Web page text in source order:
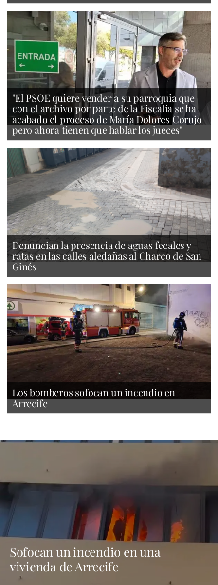
"El PSOE quiere vender a su parroquia que
con el archivo por parte de la Fiscalía se ha
acabado el proceso de María Dolores Corujo
pero ahora tienen que hablar los jueces"
Denuncian la presencia de aguas fecales y
ratas en las calles aledañas al Charco de San
Ginés
Los bomberos sofocan un incendio en
Arrecife
Sofocan un incendio en una
vivienda de Arrecife